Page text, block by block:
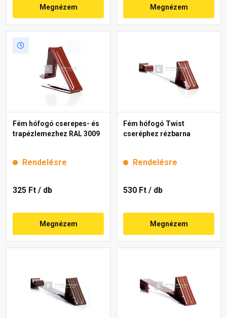
Megnézem Megnézem
Fém hófogó cserepes- és
trapézlemezhez RAL 3009
Rendelésre
325 Ft / db
Megnézem
Fém hófogó Twist
cseréphez rézbarna
Rendelésre
530 Ft / db
Megnézem